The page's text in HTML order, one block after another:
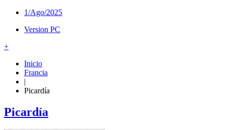
1/Ago/2025
Version PC
+
Inicio
Francia
|
Picardía
Picardía